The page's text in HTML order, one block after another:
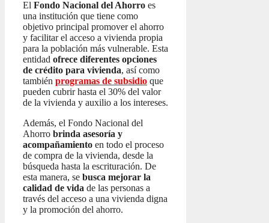
El Fondo Nacional del Ahorro es
una institución que tiene como
objetivo principal promover el ahorro
y facilitar el acceso a vivienda propia
para la población más vulnerable. Esta
entidad ofrece diferentes opciones
de crédito para vivienda, así como
también programas de subsidio que
pueden cubrir hasta el 30% del valor
de la vivienda y auxilio a los intereses.
Además, el Fondo Nacional del
Ahorro brinda asesoría y
acompañamiento en todo el proceso
de compra de la vivienda, desde la
búsqueda hasta la escrituración. De
esta manera, se busca mejorar la
calidad de vida de las personas a
través del acceso a una vivienda digna
y la promoción del ahorro.